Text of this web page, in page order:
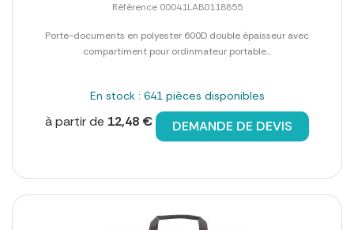
Référence 00041LAB0118855
Porte-documents en polyester 600D double épaisseur avec
compartiment pour ordinmateur portable...
En stock : 641 pièces disponibles
à partir de 12,48 € DEMANDE DE DEVIS